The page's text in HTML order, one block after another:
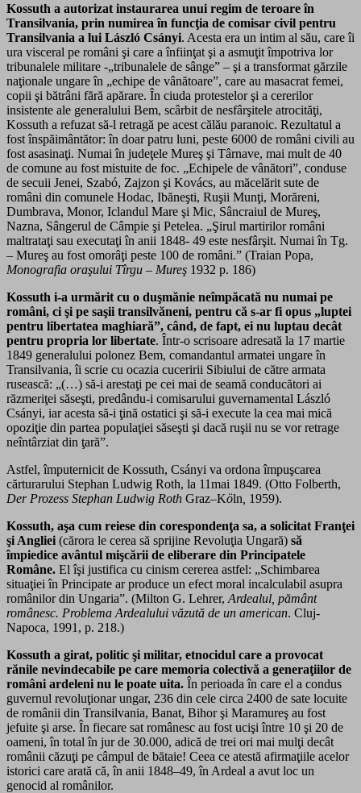
Kossuth a autorizat instaurarea unui regim de teroare în
Transilvania, prin numirea în funcţia de comisar civil pentru
Transilvania a lui László Csányi. Acesta era un intim al său, care îi
ura visceral pe români şi care a înfiinţat şi a asmuţit împotriva lor
tribunalele militare -„tribunalele de sânge” – şi a transformat gărzile
naţionale ungare în „echipe de vânătoare”, care au masacrat femei,
copii şi bătrâni fără apărare. În ciuda protestelor şi a cererilor
insistente ale generalului Bem, scârbit de nesfârşitele atrocităţi,
Kossuth a refuzat să-l retragă pe acest călău paranoic. Rezultatul a
fost înspăimântător: în doar patru luni, peste 6000 de români civili au
fost asasinaţi. Numai în judeţele Mureş şi Târnave, mai mult de 40
de comune au fost mistuite de foc. „Echipele de vânători”, conduse
de secuii Jenei, Szabó, Zajzon şi Kovács, au măcelărit sute de
români din comunele Hodac, Ibăneşti, Ruşii Munţi, Morăreni,
Dumbrava, Monor, Iclandul Mare şi Mic, Sâncraiul de Mureş,
Nazna, Sângerul de Câmpie şi Petelea. „Şirul martirilor români
maltrataţi sau executaţi în anii 1848- 49 este nesfârşit. Numai în Tg.
– Mureş au fost omorâţi peste 100 de români.” (Traian Popa,
Monografia oraşului Tîrgu – Mureş 1932 p. 186)
Kossuth i-a urmărit cu o duşmănie neîmpăcată nu numai pe
români, ci şi pe saşii transilvăneni, pentru că s-ar fi opus „luptei
pentru libertatea maghiară”, când, de fapt, ei nu luptau decât
pentru propria lor libertate. Într-o scrisoare adresată la 17 martie
1849 generalului polonez Bem, comandantul armatei ungare în
Transilvania, îi scrie cu ocazia cuceririi Sibiului de către armata
rusească: „(…) să-i arestaţi pe cei mai de seamă conducători ai
răzmeriţei săseşti, predându-i comisarului guvernamental László
Csányi, iar acesta să-i ţină ostatici şi să-i execute la cea mai mică
opoziţie din partea populaţiei săseşti şi dacă ruşii nu se vor retrage
neîntârziat din ţară”.
Astfel, împuternicit de Kossuth, Csányi va ordona împuşcarea
cărturarului Stephan Ludwig Roth, la 11mai 1849. (Otto Folberth,
Der Prozess Stephan Ludwig Roth Graz–Köln 1959).
Kossuth, aşa cum reiese din corespondenţa sa, a solicitat Franţei
şi Angliei (cărora le cerea să sprijine Revoluţia Ungară) să
împiedice avântul mişcării de eliberare din Principatele
Române. El îşi justifica cu cinism cererea astfel: „Schimbarea
situaţiei în Principate ar produce un efect moral incalculabil asupra
românilor din Ungaria”. (Milton G. Lehrer, Ardealul, pământ
românesc. Problema Ardealului văzută de un american. Cluj-
Napoca, 1991, p. 218.)
Kossuth a girat, politic şi militar, etnocidul care a provocat
rănile nevindecabile pe care memoria colectivă a generaţiilor de
români ardeleni nu le poate uita. În perioada în care el a condus
guvernul revoluţionar ungar, 236 din cele circa 2400 de sate locuite
de românii din Transilvania, Banat, Bihor şi Maramureş au fost
jefuite şi arse. În fiecare sat românesc au fost ucişi între 10 şi 20 de
oameni, în total în jur de 30.000, adică de trei ori mai mulţi decât
românii căzuţi pe câmpul de bătaie! Ceea ce atestă afirmaţiile acelor
istorici care arată că, în anii 1848–49, în Ardeal a avut loc un
genocid al românilor.